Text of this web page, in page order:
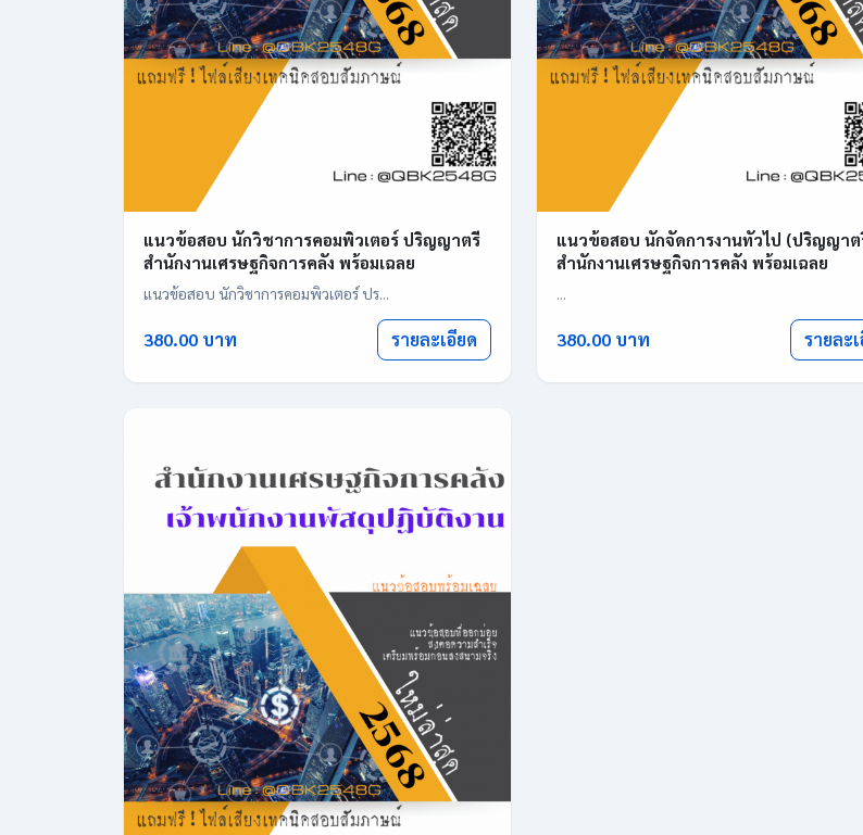
แนวข้อสอบ นักวิชาการคอมพิวเตอร์ ปริญญาตรี
สำนักงานเศรษฐกิจการคลัง พร้อมเฉลย
แนวข้อสอบ นักวิชาการคอมพิวเตอร์ ปร...
380.00 บาท รายละเอียด
แนวข้อสอบ นักจัดการงานทั่วไป (ปริญญาต
สำนักงานเศรษฐกิจการคลัง พร้อมเฉลย
...
380.00 บาท รายละ